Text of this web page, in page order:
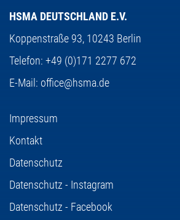
HSMA DEUTSCHLAND E.V.
Koppenstraße 93, 10243 Berlin
Telefon: +49 (0)171 2277 672
E-Mail: office@hsma.de
Impressum
Kontakt
Datenschutz
Datenschutz - Instagram
Datenschutz - Facebook